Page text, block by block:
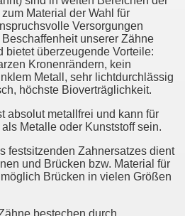
Material der Wahl für
Versorgungen
unserer Zähne
bietet überzeugende Vorteile:
Kronenrändern, kein
Metall, sehr lichtdurchlässig
höchste Bioverträglichkeit.
absolut metallfrei und kann für
Metalle oder Kunststoff sein.
festsitzenden Zahnersatzes dient
und Brücken bzw. Material für
Brücken in vielen Größen
bestechen durch